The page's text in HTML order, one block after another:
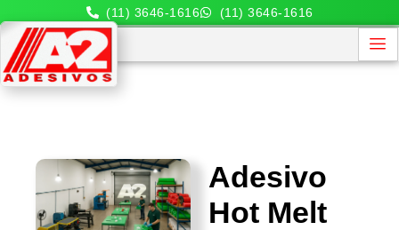
(11) 3646-1616 (11) 3646-1616
Adesivo
Hot Melt